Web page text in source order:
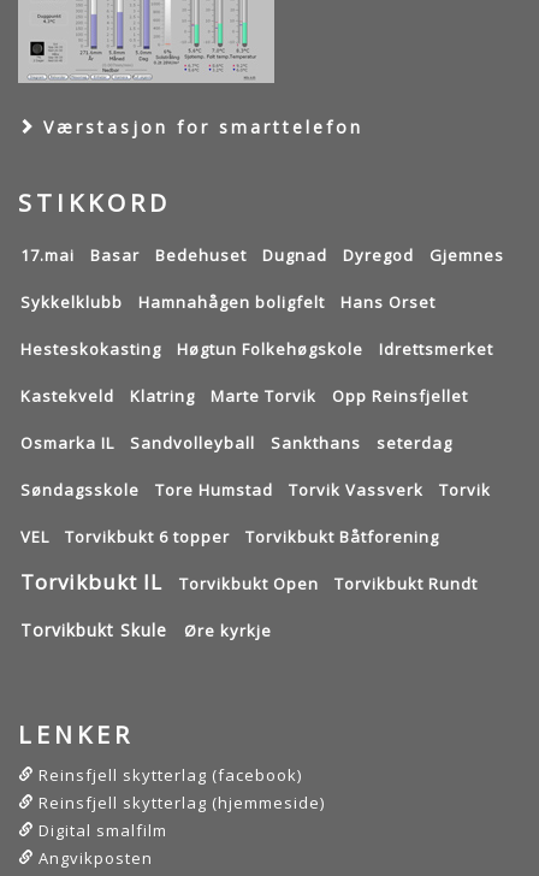
Værstasjon for smarttelefon
STIKKORD
17.mai Basar Bedehuset Dugnad Dyregod Gjemnes
Sykkelklubb Hamnahågen boligfelt Hans Orset
Hesteskokasting Høgtun Folkehøgskole Idrettsmerket
Kastekveld Klatring Marte Torvik Opp Reinsfjellet
Osmarka IL Sandvolleyball Sankthans seterdag
Søndagsskole Tore Humstad Torvik Vassverk Torvik
VEL Torvikbukt 6 topper Torvikbukt Båtforening
Torvikbukt IL Torvikbukt Open Torvikbukt Rundt
Torvikbukt Skule Øre kyrkje
LENKER
Reinsfjell skytterlag (facebook)
Reinsfjell skytterlag (hjemmeside)
Digital smalfilm
Angvikposten